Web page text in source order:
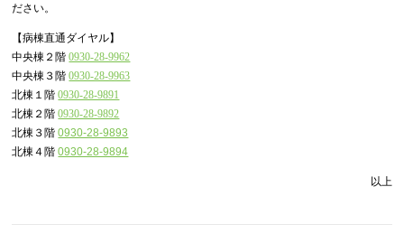
ださい。
【病棟直通ダイヤル】
中央棟２階0930-28-9962
中央棟３階0930-28-9963
北棟１階0930-28-9891
北棟２階0930-28-9892
北棟３階0930-28-9893
北棟４階0930-28-9894
以上